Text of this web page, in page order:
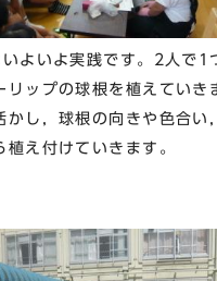
よいよ実践です。2人で1
リップの球根を植えていき
かし，球根の向きや色合い
植え付けていきます。